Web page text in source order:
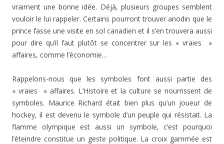
vraiment une bonne idée. Déjà, plusieurs groupes semblent
vouloir le lui rappeler. Certains pourront trouver anodin que le
prince fasse une visite en sol canadien et il s’en trouvera aussi
pour dire qu’il faut plutôt se concentrer sur les « vraies »
affaires, comme l’économie…
Rappelons-nous que les symboles font aussi partie des
« vraies » affaires. L’Histoire et la culture se nourrissent de
symboles. Maurice Richard était bien plus qu’un joueur de
hockey, il est devenu le symbole d’un peuple qui résistait. La
flamme olympique est aussi un symbole, c’est pourquoi
l’éteindre constitue un geste politique. La croix gammée est